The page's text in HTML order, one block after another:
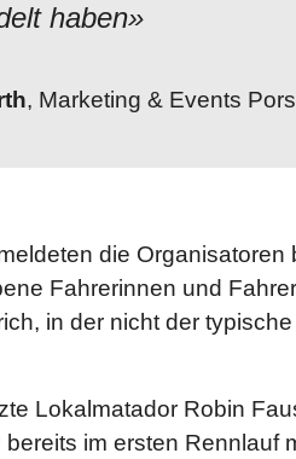
haben»
, Marketing & Events
die Organisatoren
Fahrerinnen und
in der nicht der
Lokalmatador Robin
bereits im ersten Rennlauf